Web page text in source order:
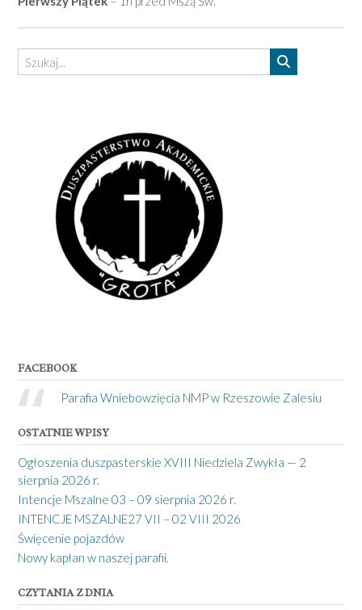
FACEBOOK
Parafia Wniebowzięcia NMP w Rzeszowie Zalesiu
OSTATNIE WPISY
Ogłoszenia duszpasterskie XVIII Niedziela Zwykła — 2
sierpnia 2026 r.
Intencje Mszalne 03 – 09 sierpnia 2026 r.
INTENCJE MSZALNE27 VII – 02 VIII 2026
Święcenie pojazdów
Nowy kapłan w naszej parafii.
CZYTANIA Z DNIA